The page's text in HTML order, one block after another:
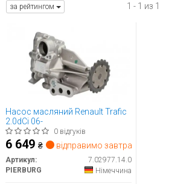
за рейтингом 1 - 1 из 1
Насос масляний Renault Trafic
2.0dCi 06-
0 відгуків
6 649 ₴ відправимо завтра
Артикул:
7.02977.14.0
PIERBURG
Німеччина